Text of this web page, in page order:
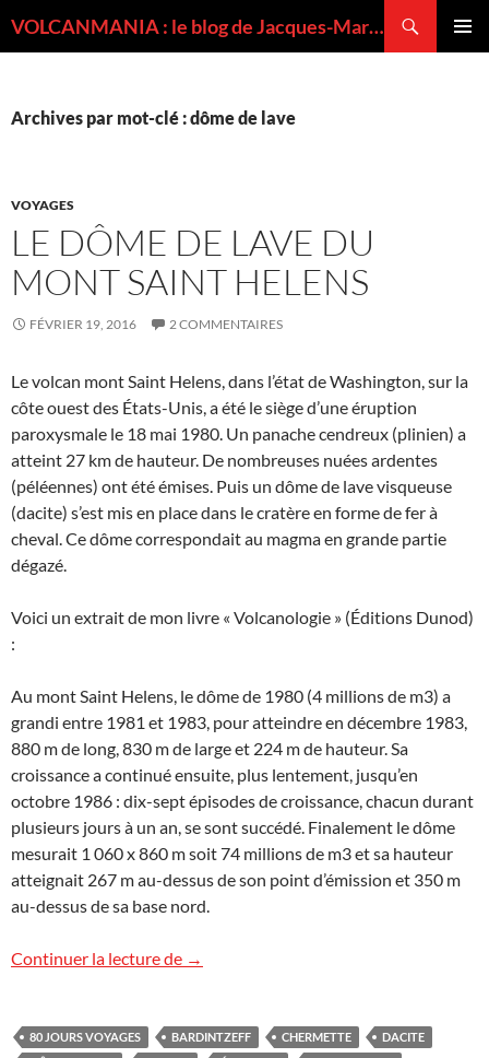
VOLCANMANIA : le blog de Jacques-Marie BARDINTZEFF, volcanologue
Archives par mot-clé : dôme de lave
VOYAGES
LE DÔME DE LAVE DU
MONT SAINT HELENS
FÉVRIER 19, 2016 2 COMMENTAIRES
Le volcan mont Saint Helens, dans l’état de Washington, sur la
côte ouest des États-Unis, a été le siège d’une éruption
paroxysmale le 18 mai 1980. Un panache cendreux (plinien) a
atteint 27 km de hauteur. De nombreuses nuées ardentes
(péléennes) ont été émises. Puis un dôme de lave visqueuse
(dacite) s’est mis en place dans le cratère en forme de fer à
cheval. Ce dôme correspondait au magma en grande partie
dégazé.
Voici un extrait de mon livre « Volcanologie » (Éditions Dunod)
:
Au mont Saint Helens, le dôme de 1980 (4 millions de m3) a
grandi entre 1981 et 1983, pour atteindre en décembre 1983,
880 m de long, 830 m de large et 224 m de hauteur. Sa
croissance a continué ensuite, plus lentement, jusqu’en
octobre 1986 : dix-sept épisodes de croissance, chacun durant
plusieurs jours à un an, se sont succédé. Finalement le dôme
mesurait 1 060 x 860 m soit 74 millions de m3 et sa hauteur
atteignait 267 m au-dessus de son point d’émission et 350 m
au-dessus de sa base nord.
Continuer la lecture de Le dôme de lave du mont Saint Helens
→
80 JOURS VOYAGES BARDINTZEFF CHERMETTE
DACITE